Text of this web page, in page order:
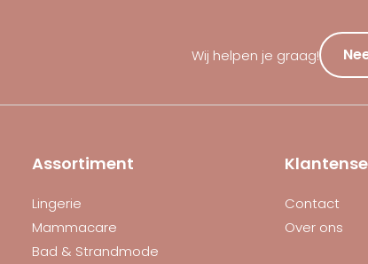
Wij helpen je graag!
Assortiment
Lingerie
Mammacare
Bad & Strandmode
Contact
Over ons